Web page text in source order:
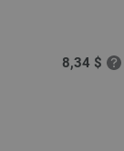
8,34 $